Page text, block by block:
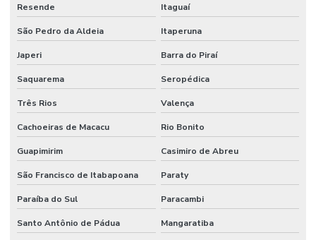
Manutenção em máquinas industriais
Manutenção e montagens industriais
Manutenção pneumática industrial
Manutenção preditiva industrial
Manutenção preventiva na indústria
Manutenção preventiva industrial
Manutenção de sistemas elétricos
Resende Itaguaí
São Pedro da Aldeia Itaperuna
Japeri Barra do Piraí
Saquarema Seropédica
Três Rios Valença
Cachoeiras de Macacu Rio Bonito
Guapimirim Casimiro de Abreu
São Francisco de Itabapoana Paraty
Paraíba do Sul Paracambi
Santo Antônio de Pádua Mangaratiba